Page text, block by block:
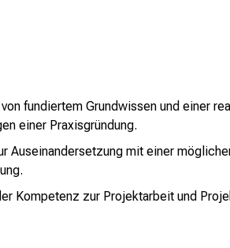
fundiertem Grundwissen und einer
einer Praxisgründung.
Auseinandersetzung mit einer
Kompetenz zur Projektarbeit und